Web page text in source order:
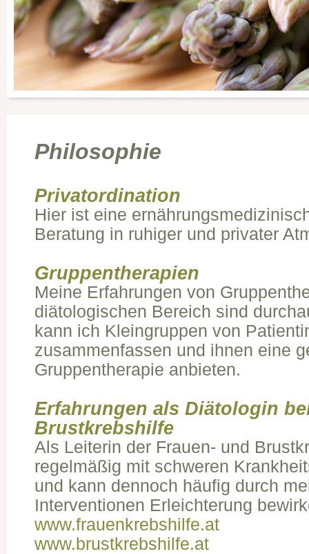
Philosophie
Privatordination
Hier ist eine
Beratung in ruhiger und privater
Gruppentherapien
Meine Erfahrungen von
diätologischen Bereich sind
kann ich Kleingruppen von
zusammenfassen und ihnen eine
Gruppentherapie anbieten.
Erfahrungen als Diätologin
Brustkrebshilfe
Als Leiterin der Frauen- und
regelmäßig mit schweren
und kann dennoch häufig durch
Interventionen Erleichterung
www.frauenkrebshilfe.at
www.brustkrebshilfe.at